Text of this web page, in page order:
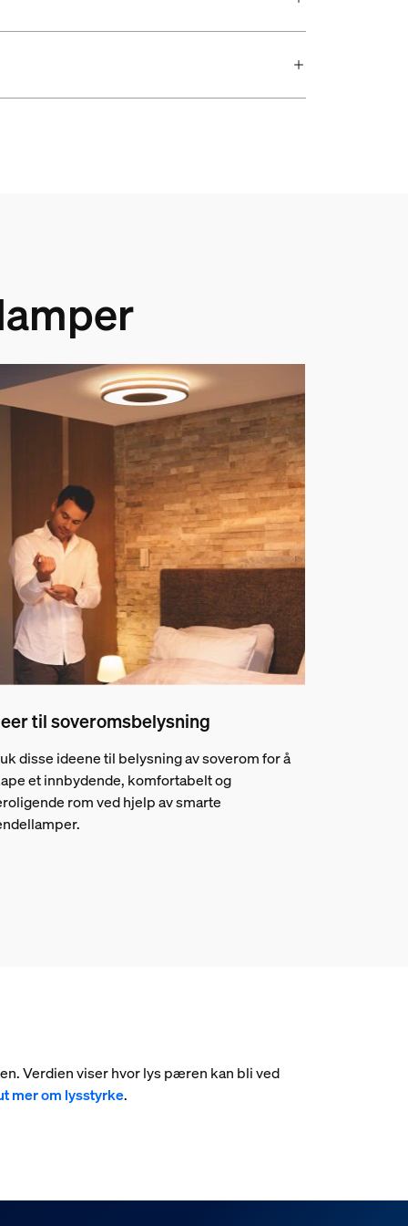
til soveromsbelysning
disse ideene til belysning av soverom for å
et innbydende, komfortabelt og
rom ved hjelp av smarte
Verdien viser hvor lys pæren kan bli ved
mer om lysstyrke.